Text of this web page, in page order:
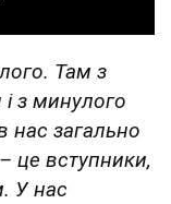
Там з
з минулого
нас загально
це вступники,
У нас